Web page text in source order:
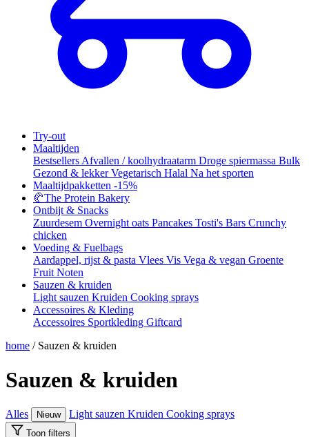
Try-out
Maaltijden
Bestsellers Afvallen / koolhydraatarm Droge spiermassa Bulk
Gezond & lekkerVegetarisch Halal Na het sporten
Maaltijdpakketten -15%
🥐The Protein Bakery
Ontbijt & Snacks
Zuurdesem Overnight oats Pancakes Tosti's Bars Crunchy
chicken
Voeding & Fuelbags
Aardappel, rijst & pasta Vlees Vis Vega & vegan Groente
Fruit Noten
Sauzen & kruiden
Light sauzen Kruiden Cooking sprays
Accessoires & Kleding
Accessoires Sportkleding Giftcard
home / Sauzen & kruiden
Sauzen & kruiden
Alles Nieuw Light sauzen Kruiden Cooking sprays
Toon filters